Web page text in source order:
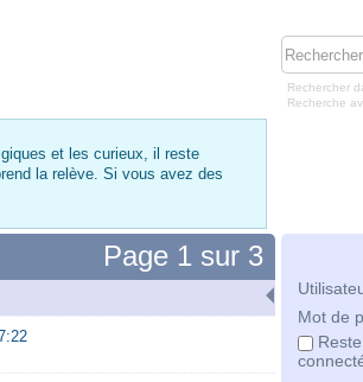
Rechercher
Recherche
et les curieux, il reste
la relève. Si vous avez des
Mot de
Page 1 sur 3